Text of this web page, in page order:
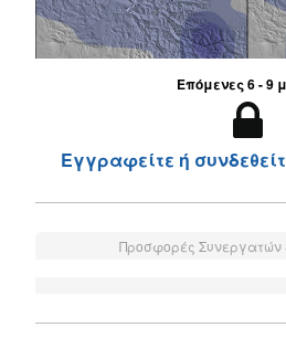
Επόμενες 6 - 9
Εγγραφείτε ή
Προσφορές Συνεργατών